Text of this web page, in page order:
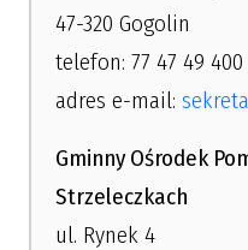
47-320 Gogolin
telefon: 77 47 49 400
adres e-mail:
Gminny Ośrodek
Strzeleczkach
ul. Rynek 4